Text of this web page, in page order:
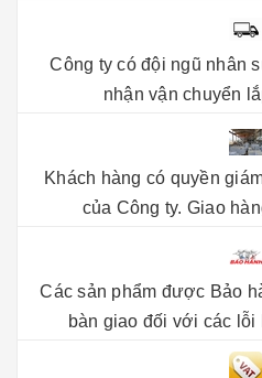
Công ty có đội ngũ nhân
nhận vận chuyển
Khách hàng có quyền
của Công ty. Giao
Các sản phẩm được Bảo
bàn giao đối với các lỗi